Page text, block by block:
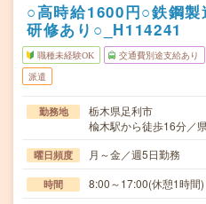
○高時給1600円○鉄鋼
研修あり○_H114241
職種未経験OK 交通費別途支給あり
派遣
勤務地
栃木県足利市
楡木駅から徒歩16分／
曜日頻度 月～金／週5日勤務
時間 8:00～17:00(休憩1時間)